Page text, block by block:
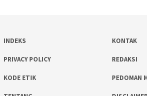
INDEKS KONTAK
PRIVACY POLICY REDAKSI
KODE ETIK PEDOMAN